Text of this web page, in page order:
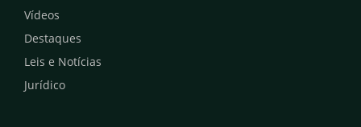
Vídeos
Destaques
Leis e Notícias
Jurídico